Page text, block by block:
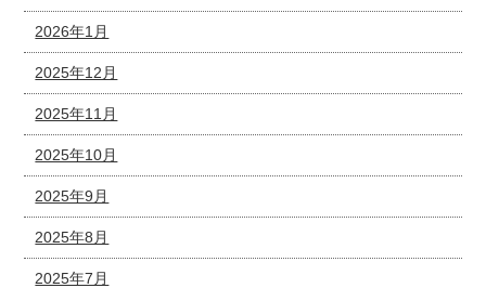
2026年1月
2025年12月
2025年11月
2025年10月
2025年9月
2025年8月
2025年7月